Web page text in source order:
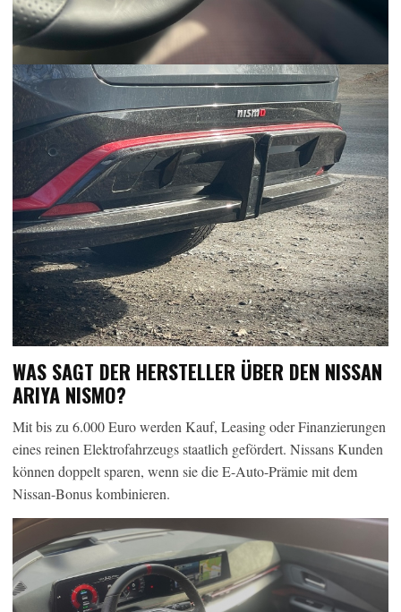
WAS SAGT DER HERSTELLER ÜBER DEN NISSAN
ARIYA NISMO?
Mit bis zu 6.000 Euro werden Kauf, Leasing oder Finanzierungen
eines reinen Elektrofahrzeugs staatlich gefördert. Nissans Kunden
können doppelt sparen, wenn sie die E-Auto-Prämie mit dem
Nissan-Bonus kombinieren.